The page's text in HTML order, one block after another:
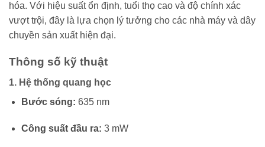
hóa. Với hiệu suất ổn định, tuổi thọ cao và độ chính xác
vượt trội, đây là lựa chọn lý tưởng cho các nhà máy và dây
chuyền sản xuất hiện đại.
Thông số kỹ thuật
1. Hệ thống quang học
Bước sóng: 635 nm
Công suất đầu ra: 3 mW